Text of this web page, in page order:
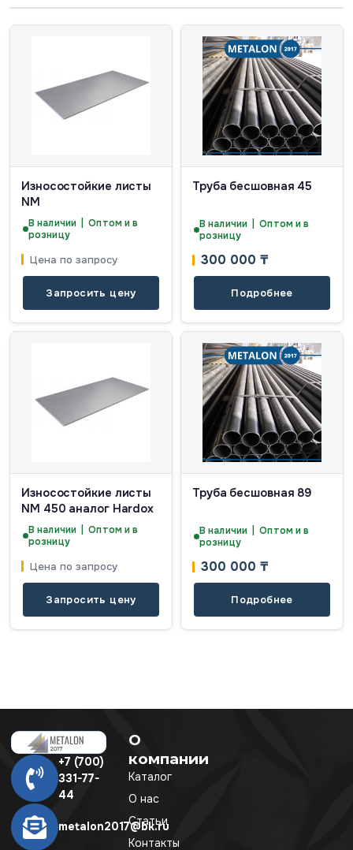
Износостойкие листы
NM
В наличии | Оптом и в
розницу
Цена по запросу
Запросить цену
Труба бесшовная 45
В наличии | Оптом и в
розницу
300 000 ₸
Подробнее
Износостойкие листы
NM 450 аналог Hardox
В наличии | Оптом и в
розницу
Цена по запросу
Запросить цену
Труба бесшовная 89
В наличии | Оптом и в
розницу
300 000 ₸
Подробнее
+7 (700)
331-77-
44
metalon2017@bk.ru
О
компании
Каталог
О нас
Статьи
Контакты